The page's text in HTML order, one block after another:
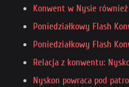
Konwent w Nysie
Poniedziałkowy Flash
Poniedziałkowy Flash
Relacja z konwentu:
Nyskon powraca pod